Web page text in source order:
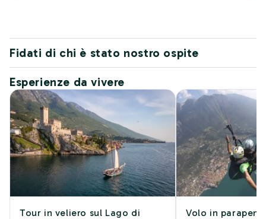
Fidati di chi è stato nostro ospite
Esperienze da vivere
Tour in veliero sul Lago di
Volo in